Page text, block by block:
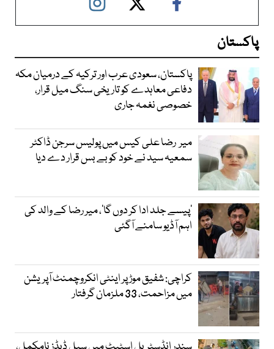
پاکستان
پاکستان، سعودی عرب اور ترکیہ کے درمیان مکہ
دفاعی معاہدے کو تاریخی سنگ میل قرار،
خصوصی نغمہ جاری
میر رضا علی کیس میں پولیس سرجن ڈاکٹر
سمعیہ سید نے خود کو بے بس قرار دے دیا
’پیسے جلد ادا کر دوں گا‘، میر رضا کے والد کی
اہم آڈیو سامنے آگئی
کراچی: شفیق موڑ پر اینٹی انکروچمنٹ آپریشن
میں مزاحمت، 33 ملزمان گرفتار